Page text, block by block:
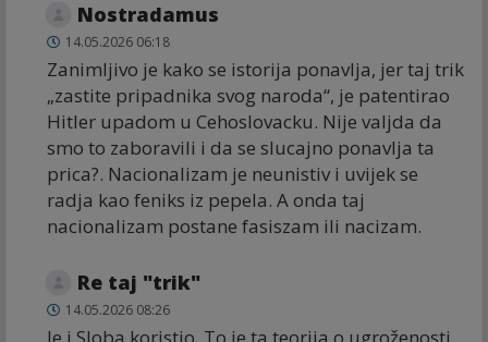
Nostradamus
14.05.2026 06:18
Zanimljivo je kako se istorija ponavlja, jer taj trik
„zastite pripadnika svog naroda“, je patentirao
Hitler upadom u Cehoslovacku. Nije valjda da
smo to zaboravili i da se slucajno ponavlja ta
prica?. Nacionalizam je neunistiv i uvijek se
radja kao feniks iz pepela. A onda taj
nacionalizam postane fasiszam ili nacizam.
Re taj "trik"
14.05.2026 08:26